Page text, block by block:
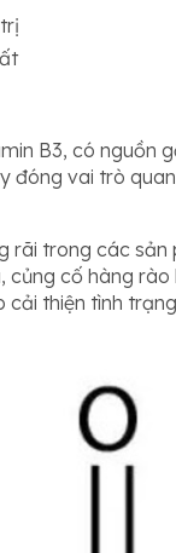
B3, có nguồn
đóng vai trò
rãi trong các
củng cố hàng
thiện tình